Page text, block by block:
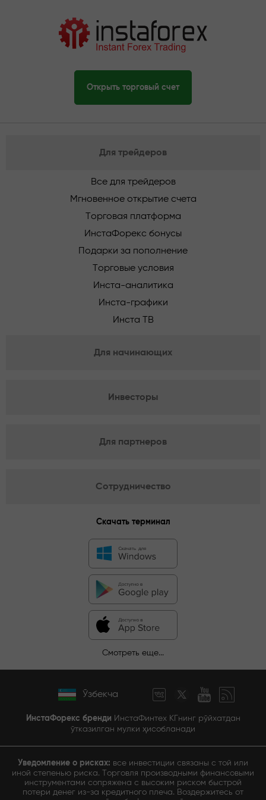
Открыть торговый счет
Для трейдеров
Все для трейдеров
Мгновенное открытие счета
Торговая платформа
ИнстаФорекс бонусы
Подарки за пополнение
Торговые условия
Инста-аналитика
Инста-графики
Инста ТВ
Для начинающих
Инвесторы
Для партнеров
Сотрудничество
Скачать терминал
Смотреть еще...
Ўзбекча
ИнстаФорекс бренди ИнстаФинтех КГнинг рўйхатдан
ўтказилган мулки ҳисобланади
Уведомление о рисках: все инвестиции связаны с той или
иной степенью риска. Торговля производными финансовыми
инструментами сопряжена с высоким риском быстрой
потери денег из-за кредитного плеча. Воздержитесь от